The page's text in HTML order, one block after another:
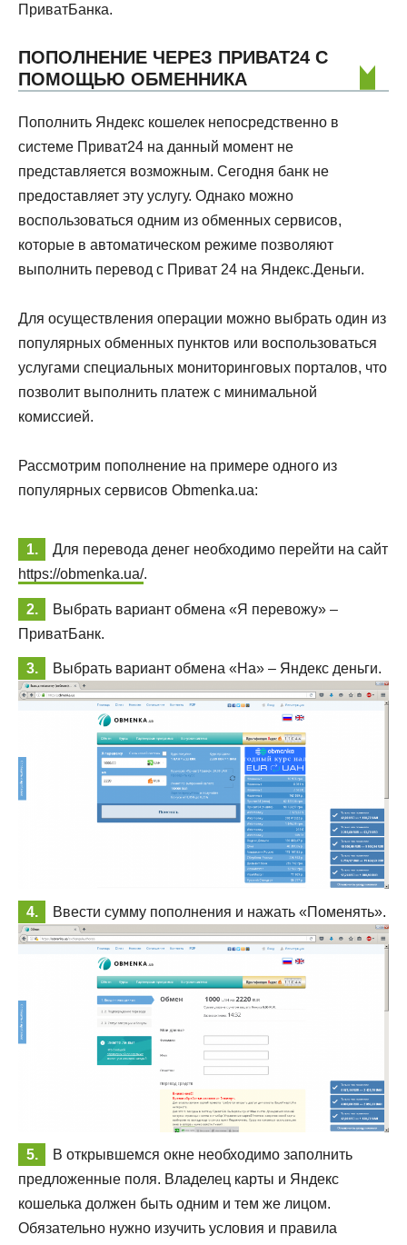
ПриватБанка.
ПОПОЛНЕНИЕ ЧЕРЕЗ ПРИВАТ24 С
ПОМОЩЬЮ ОБМЕННИКА
Пополнить Яндекс кошелек непосредственно в
системе Приват24 на данный момент не
представляется возможным. Сегодня банк не
предоставляет эту услугу. Однако можно
воспользоваться одним из обменных сервисов,
которые в автоматическом режиме позволяют
выполнить перевод с Приват 24 на Яндекс.Деньги.
Для осуществления операции можно выбрать один из
популярных обменных пунктов или воспользоваться
услугами специальных мониторинговых порталов, что
позволит выполнить платеж с минимальной
комиссией.
Рассмотрим пополнение на примере одного из
популярных сервисов Obmenka.ua:
Для перевода денег необходимо перейти на сайт
https://obmenka.ua/.
Выбрать вариант обмена «Я перевожу» –
ПриватБанк.
Выбрать вариант обмена «На» – Яндекс деньги.
Ввести сумму пополнения и нажать «Поменять».
В открывшемся окне необходимо заполнить
предложенные поля. Владелец карты и Яндекс
кошелька должен быть одним и тем же лицом.
Обязательно нужно изучить условия и правила